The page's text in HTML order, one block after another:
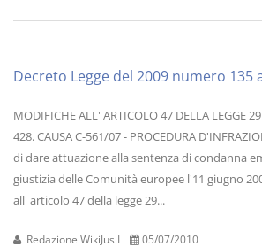
Decreto Legge del 2009 numero 135
MODIFICHE ALL' ARTICOLO 47 DELLA LEGGE
428. CAUSA C-561/07 - PROCEDURA
di dare attuazione alla sentenza di condanna
giustizia delle Comunità europee l'11 giugno
all' articolo 47 della legge 29...
Redazione WikiJus I 05/07/2010